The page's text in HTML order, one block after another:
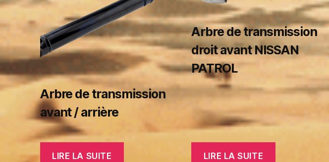
Arbre de transmission
avant / arrière
LIRE LA SUITE
Arbre de transmission
droit avant NISSAN
PATROL
LIRE LA SUITE